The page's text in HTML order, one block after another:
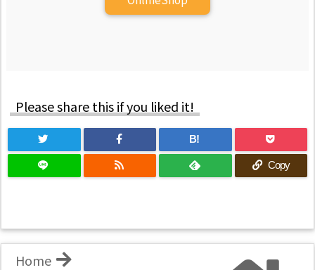
Please share this if you liked it!
B!
Copy
Home